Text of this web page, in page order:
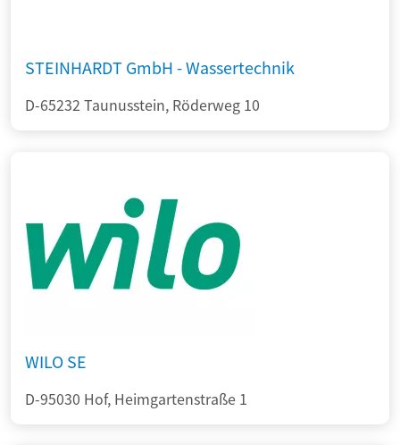
STEINHARDT GmbH - Wassertechnik
D-65232 Taunusstein, Röderweg 10
WILO SE
D-95030 Hof, Heimgartenstraße 1